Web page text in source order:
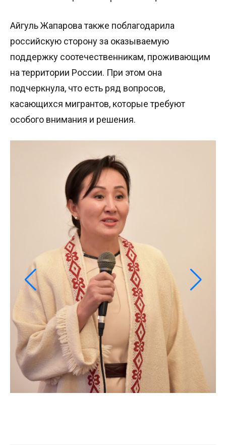
Айгуль Жапарова также поблагодарила
российскую сторону за оказываемую
поддержку соотечественникам, проживающим
на территории России. При этом она
подчеркнула, что есть ряд вопросов,
касающихся мигрантов, которые требуют
особого внимания и решения.